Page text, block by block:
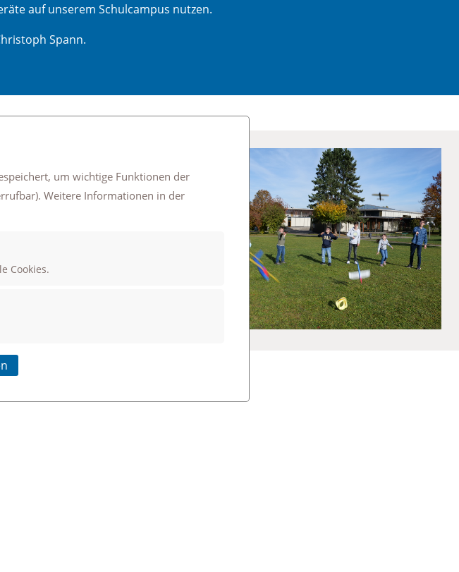
auf unserem Schulcampus nutzen.
Spann.
Bei
aus zahlreichen
um wichtige Funktionen der
Weitere Informationen in der
Cookies.